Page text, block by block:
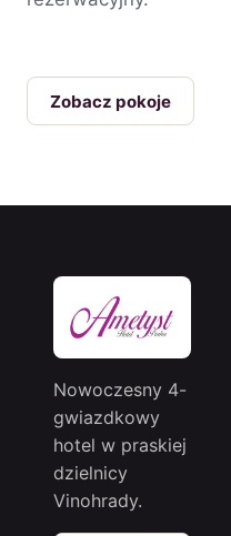
Zobacz pokoje
Nowoczesny 4-
gwiazdkowy
hotel w praskiej
dzielnicy
Vinohrady.